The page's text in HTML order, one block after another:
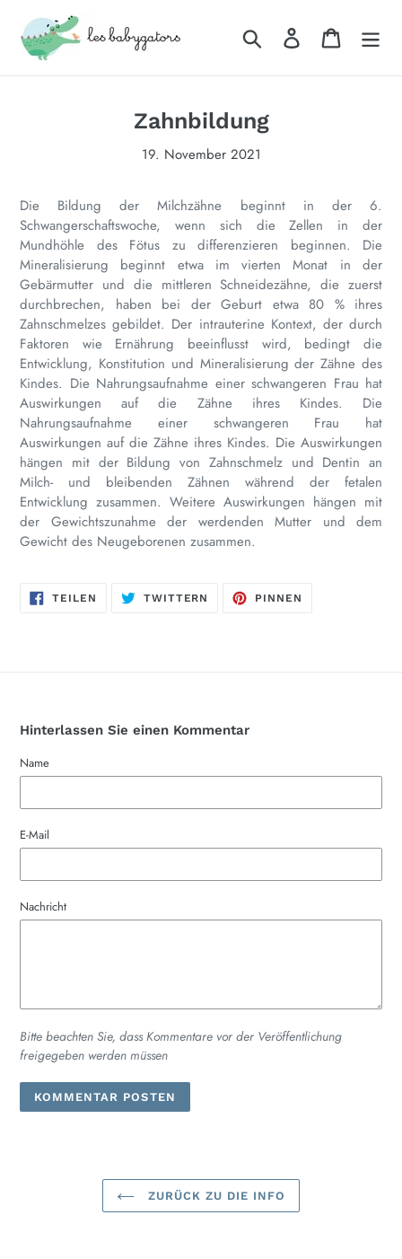
Inhalt
Suchen Einloggen
Zahnbildung
19. November 2021
Die Bildung der Milchzähne beginnt in der 6.
Schwangerschaftswoche, wenn sich die Zellen in der
Mundhöhle des Fötus zu differenzieren beginnen. Die
Mineralisierung beginnt etwa im vierten Monat in der
Gebärmutter und die mittleren Schneidezähne, die zuerst
durchbrechen, haben bei der Geburt etwa 80 % ihres
Zahnschmelzes gebildet. Der intrauterine Kontext, der durch
Faktoren wie Ernährung beeinflusst wird, bedingt die
Entwicklung, Konstitution und Mineralisierung der Zähne des
Kindes. Die Nahrungsaufnahme einer schwangeren Frau hat
Auswirkungen auf die Zähne ihres Kindes. Die
Nahrungsaufnahme einer schwangeren Frau hat
Auswirkungen auf die Zähne ihres Kindes. Die Auswirkungen
hängen mit der Bildung von Zahnschmelz und Dentin an
Milch- und bleibenden Zähnen während der fetalen
Entwicklung zusammen. Weitere Auswirkungen hängen mit
der Gewichtszunahme der werdenden Mutter und dem
Gewicht des Neugeborenen zusammen.
TEILEN
FACEBOOK
TWITTERN
TWITTER
PINNEN
Hinterlassen Sie einen Kommentar
Name
E-Mail
Nachricht
Bitte beachten Sie, dass Kommentare vor der Veröffentlichung
freigegeben werden müssen
ZURÜCK ZU DIE INFO